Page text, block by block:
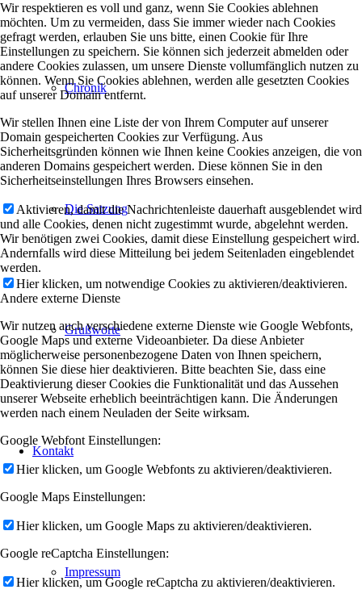
Chronik
Die Satzung
Grußworte
Kontakt
Impressum
Wir respektieren es voll und ganz, wenn Sie Cookies ablehnen
möchten. Um zu vermeiden, dass Sie immer wieder nach Cookies
gefragt werden, erlauben Sie uns bitte, einen Cookie für Ihre
Einstellungen zu speichern. Sie können sich jederzeit abmelden oder
andere Cookies zulassen, um unsere Dienste vollumfänglich nutzen zu
können. Wenn Sie Cookies ablehnen, werden alle gesetzten Cookies
auf unserer Domain entfernt.
Wir stellen Ihnen eine Liste der von Ihrem Computer auf unserer
Domain gespeicherten Cookies zur Verfügung. Aus
Sicherheitsgründen können wie Ihnen keine Cookies anzeigen, die von
anderen Domains gespeichert werden. Diese können Sie in den
Sicherheitseinstellungen Ihres Browsers einsehen.
Aktivieren, damit die Nachrichtenleiste dauerhaft ausgeblendet wird
und alle Cookies, denen nicht zugestimmt wurde, abgelehnt werden.
Wir benötigen zwei Cookies, damit diese Einstellung gespeichert wird.
Andernfalls wird diese Mitteilung bei jedem Seitenladen eingeblendet
werden.
Hier klicken, um notwendige Cookies zu aktivieren/deaktivieren.
Andere externe Dienste
Wir nutzen auch verschiedene externe Dienste wie Google Webfonts,
Google Maps und externe Videoanbieter. Da diese Anbieter
möglicherweise personenbezogene Daten von Ihnen speichern,
können Sie diese hier deaktivieren. Bitte beachten Sie, dass eine
Deaktivierung dieser Cookies die Funktionalität und das Aussehen
unserer Webseite erheblich beeinträchtigen kann. Die Änderungen
werden nach einem Neuladen der Seite wirksam.
Google Webfont Einstellungen:
Hier klicken, um Google Webfonts zu aktivieren/deaktivieren.
Google Maps Einstellungen:
Hier klicken, um Google Maps zu aktivieren/deaktivieren.
Google reCaptcha Einstellungen:
Hier klicken, um Google reCaptcha zu aktivieren/deaktivieren.